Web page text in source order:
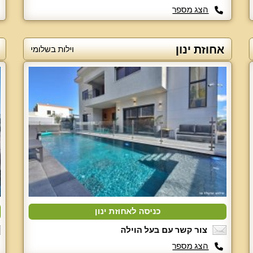
הצג מספר
אחוזת ינון וילות בשלומי
כניסה לאחוזת ינון
צור קשר עם בעל הוילה
הצג מספר